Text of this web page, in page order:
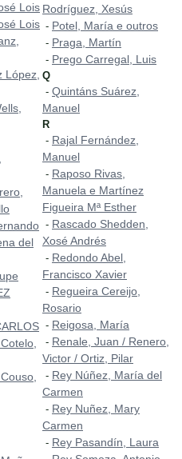
Lois
Lois
López,
del
Rodríguez, Xesús
- Potel, María e outros
- Praga, Martín
- Prego Carregal, Luis
Q
- Quintáns Suárez,
Manuel
R
- Rajal Fernández,
Manuel
- Raposo Rivas,
Manuela e Martínez
Figueira Mª Esther
- Rascado Shedden,
Xosé Andrés
- Redondo Abel,
Francisco Xavier
- Regueira Cereijo,
Rosario
- Reigosa, María
- Renale, Juan / Renero,
Victor / Ortiz, Pilar
- Rey Núñez, María del
Carmen
- Rey Nuñez, Mary
Carmen
- Rey Pasandín, Laura